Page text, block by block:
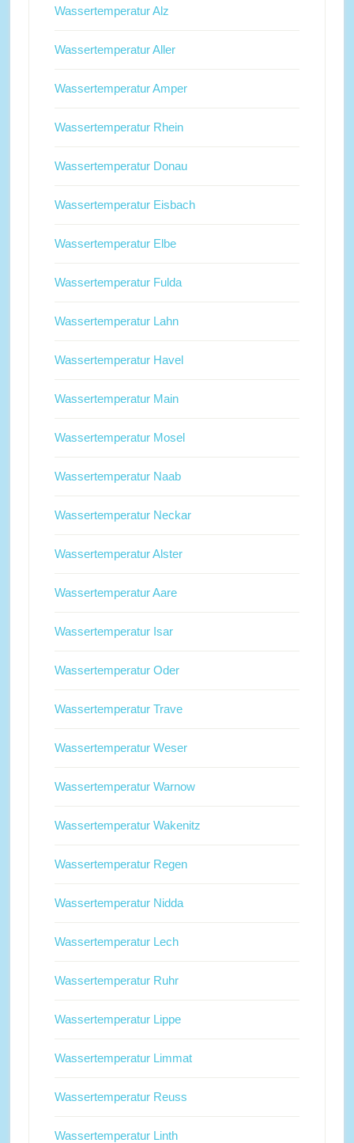
Wassertemperatur Alz
Wassertemperatur Aller
Wassertemperatur Amper
Wassertemperatur Rhein
Wassertemperatur Donau
Wassertemperatur Eisbach
Wassertemperatur Elbe
Wassertemperatur Fulda
Wassertemperatur Lahn
Wassertemperatur Havel
Wassertemperatur Main
Wassertemperatur Mosel
Wassertemperatur Naab
Wassertemperatur Neckar
Wassertemperatur Alster
Wassertemperatur Aare
Wassertemperatur Isar
Wassertemperatur Oder
Wassertemperatur Trave
Wassertemperatur Weser
Wassertemperatur Warnow
Wassertemperatur Wakenitz
Wassertemperatur Regen
Wassertemperatur Nidda
Wassertemperatur Lech
Wassertemperatur Ruhr
Wassertemperatur Lippe
Wassertemperatur Limmat
Wassertemperatur Reuss
Wassertemperatur Linth